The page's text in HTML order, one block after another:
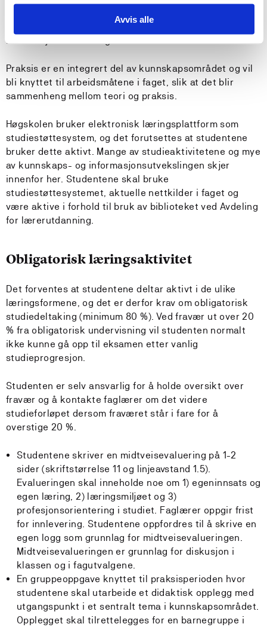
Avvis alle
undervisningen vil være obligatorisk, nærmere
informasjon om dette gis ved studiestart.
Praksis er en integrert del av kunnskapsområdet og vil
bli knyttet til arbeidsmåtene i faget, slik at det blir
sammenheng mellom teori og praksis.
Høgskolen bruker elektronisk læringsplattform som
studiestøttesystem, og det forutsettes at studentene
bruker dette aktivt. Mange av studieaktivitetene og mye
av kunnskaps- og informasjonsutvekslingen skjer
innenfor her. Studentene skal bruke
studiestøttesystemet, aktuelle nettkilder i faget og
være aktive i forhold til bruk av biblioteket ved Avdeling
for lærerutdanning.
Obligatorisk læringsaktivitet
Det forventes at studentene deltar aktivt i de ulike
læringsformene, og det er derfor krav om obligatorisk
studiedeltaking (minimum 80 %). Ved fravær ut over 20
% fra obligatorisk undervisning vil studenten normalt
ikke kunne gå opp til eksamen etter vanlig
studieprogresjon.
Studenten er selv ansvarlig for å holde oversikt over
fravær og å kontakte faglærer om det videre
studieforløpet dersom fraværet står i fare for å
overstige 20 %.
Studentene skriver en midtveisevaluering på 1-2
sider (skriftstørrelse 11 og linjeavstand 1.5).
Evalueringen skal inneholde noe om 1) egeninnsats og
egen læring, 2) læringsmiljøet og 3)
profesjonsorientering i studiet. Faglærer oppgir frist
for innlevering. Studentene oppfordres til å skrive en
egen logg som grunnlag for midtveisevalueringen.
Midtveisevalueringen er grunnlag for diskusjon i
klassen og i fagutvalgene.
En gruppeoppgave knyttet til praksisperioden hvor
studentene skal utarbeide et didaktisk opplegg med
utgangspunkt i et sentralt tema i kunnskapsområdet.
Opplegget skal tilrettelegges for en barnegruppe i